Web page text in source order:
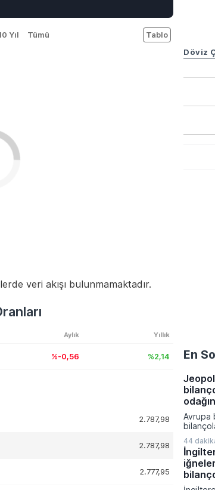
Yıl Tümü Tablo
veri akışı bulunmamaktadır.
Aylık Yıllık
%-0,56 %2,14
2.787,98
2.787,98
2.777,95
Döviz
En
Avrupa
bölge
veriler
44